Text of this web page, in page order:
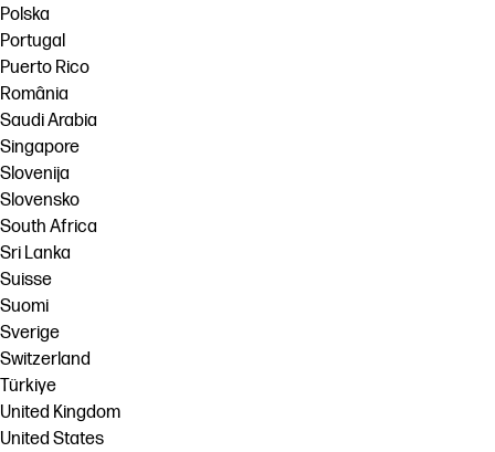
Polska
Portugal
Puerto Rico
România
Saudi Arabia
Singapore
Slovenija
Slovensko
South Africa
Sri Lanka
Suisse
Suomi
Sverige
Switzerland
Türkiye
United Kingdom
United States